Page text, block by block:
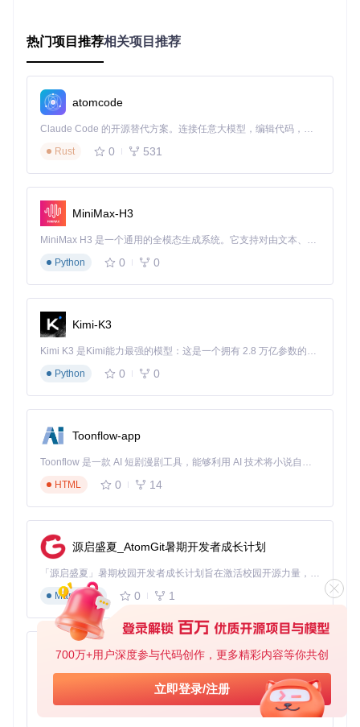
700万+用户深度参与代码创作，更多精彩内容等你共创
立即登录/注册
在开始实施消息保护方案前，请确保你的系统满足以下要求：
环
境
要
素
置
系
统
Window
s 7 SP1
Windows
.N
ET
框
本
储
空
间
10GB可
用空间
50GB SS
D分区
目
标
微信/Q
新版
微信≥3.9.
7.11
获取必要工具的命令：
第一步：启动数据守护者工具
数据保护操作做好准备。
图1：消息保护工具初始化界面，正在准备数据捕获环境
第二步：建立程序连接
在工具界面中选择"附加到进程"功能，在弹出的进程列表中找
到并选择你正在使用的即时通讯软件进程，点击"附加"按钮建
立连接。这一步如同为图书馆的新文献建立编目系统。
图2：将数据保护工具连接到即时通讯软件进程，建立消息捕
热门项目推荐相关项目推荐
atomcode
Claude Code 的开源替代方案。连接任意大模型，编辑代码，运行命令，自动验证 — 全自动执行。用 Rust 构建，极致性能。 ｜ An open-source alternative to Claude Code. Connect any LLM, edit code, run commands, and verify changes — autonomously. Built in Rust for speed. Get Started
Rust
0 531
MiniMax-H3
MiniMax H3 是一个通用的全模态生成系统。它支持对由文本、图像、视频和音频组成的多模态上下文进行统一理解，并能生成分辨率高达 2K、时长可达 15 秒的带原生立体声音频的视频。得益于面向任务泛化的系统设计，H3 在预训练阶段就已具备广泛的多模态上下文理解与生成能力，能够出色地执行复杂的多模态指令。
Python
0 0
Kimi-K3
Kimi K3 是Kimi能力最强的模型：这是一个拥有 2.8 万亿参数的混合专家（MoE）模型，具备原生视觉理解能力，并支持 100 万 token 的上下文窗口。
Python
0 0
Toonflow-app
Toonflow 是一款 AI 短剧漫剧工具，能够利用 AI 技术将小说自动转化为剧本，并结合 AI 生成的图片和视频，实现高效的短剧创作。借助 Toonflow，可以轻松完成从文字到影像的全流程，让短剧制作变得更加智能与便捷。
HTML
0 14
源启盛夏_AtomGit暑期开发者成长计划
「源启盛夏」暑期校园开发者成长计划旨在激活校园开源力量，通过积分激励、认证扶持、资源倾斜等形式，引导高校组织和开发者完成「入驻 — 建项目 — 做贡献 — 获认证 — 得资源」的完整闭环。无论你是想带领社团入驻平台的组织者，还是希望用代码贡献证明自己的开发者，都能在这里找到属于你的成长路径。
Markdown
0 1
AionUi
免费、本地、开源的 24/7 全天候 Cowork 应用，以及适用于 Gemini CLI、Claude Code、Codex、OpenCode、Qwen Code、Goose CLI、Auggie 等的 OpenClaw | 🌟 喜欢就点star吧
TypeScript
0 6